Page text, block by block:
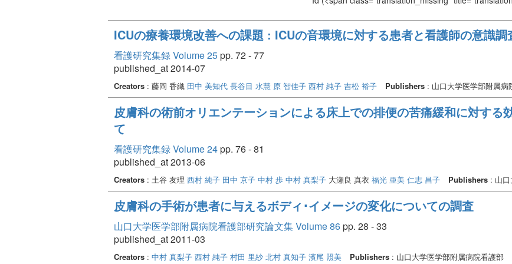
ICUの療養環境改善への課題 : ICUの音環境に対する患者と看護師の意識調
看護研究集録 Volume 25pp. 72 - 77
published_at 2014-07
Creators : 藤岡 香織 田中 美知代 長谷目 水慧 原 智佳子 西村 純子 吉松 裕子 Publishers : 山口大学医学部附属病
皮膚科の術前オリエンテーションによる床上での排便の苦痛緩和に対する
て
看護研究集録 Volume 24pp. 76 - 81
published_at 2013-06
Creators : 土谷 友理 西村 純子 田中 京子 中村 歩 中村 真梨子 大瀬良 真衣 福光 亜美 仁志 昌子 Publishers : 山
皮膚科の手術が患者に与えるボディ･イメージの変化についての調査
山口大学医学部附属病院看護部研究論文集 Volume 86pp. 28 - 33
published_at 2011-03
Creators : 中村 真梨子 西村 純子 村田 里紗 北村 真知子 濱尾 照美 Publishers : 山口大学医学部附属病院看護部